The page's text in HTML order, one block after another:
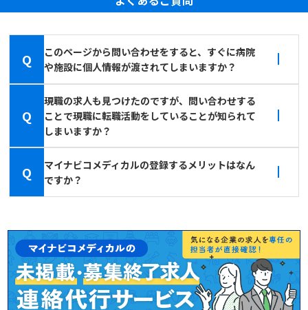
Q
このページから問い合わせをすると、すぐに病院
や施設に個人情報が渡されてしまいますか？
Q
現職の求人も見つけたのですが、問い合わせする
ことで現職に転職活動をしていることが知られて
しまいますか？
Q
マイナビコメディカルの登録するメリットはなん
ですか？